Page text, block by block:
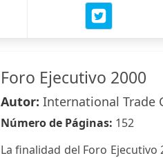
Foro Ejecutivo 2000
Autor: International Trade
Número de Páginas: 152
La finalidad del Foro